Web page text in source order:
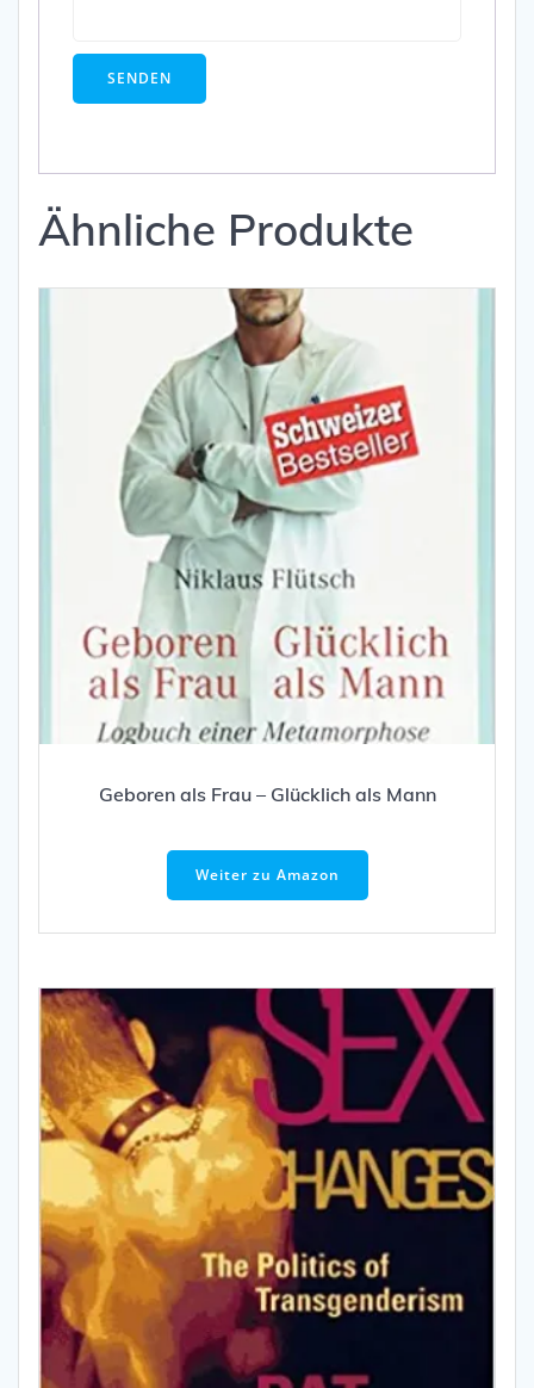
Ähnliche Produkte
Geboren als Frau – Glücklich als Mann
Weiter zu Amazon